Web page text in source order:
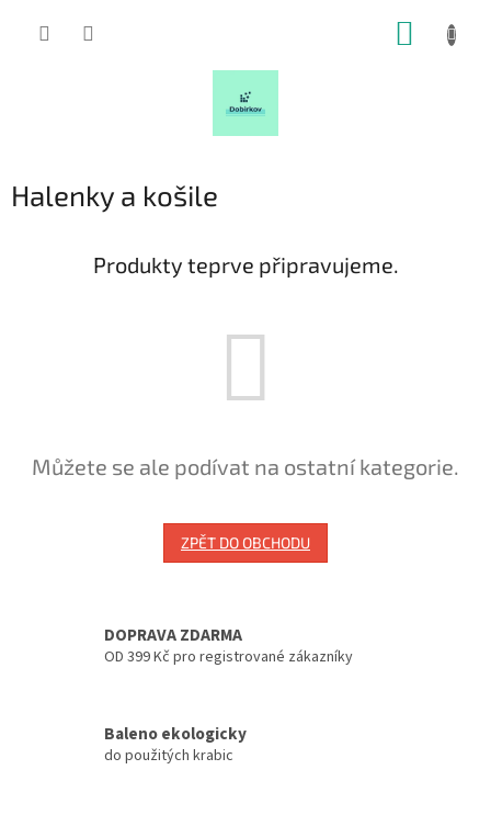
Halenky a košile
Produkty teprve připravujeme.
Můžete se ale podívat na ostatní kategorie.
ZPĚT DO OBCHODU
DOPRAVA ZDARMA
OD 399 Kč pro registrované zákazníky
Baleno ekologicky
do použitých krabic